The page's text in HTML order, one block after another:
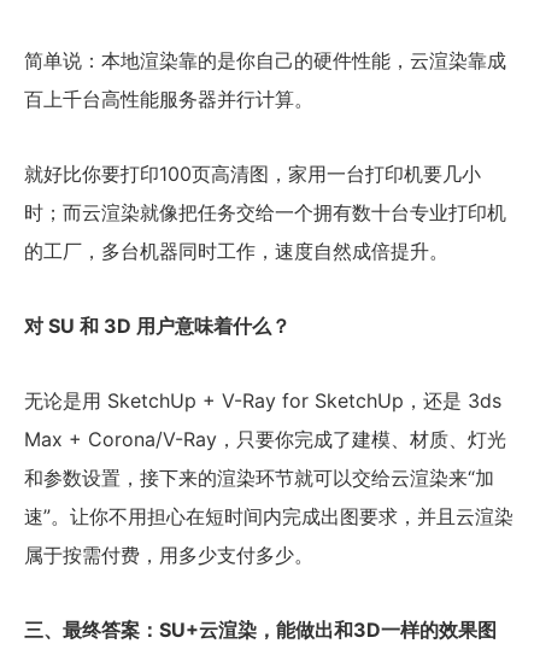
简单说：本地渲染靠的是你自己的硬件性能，云渲染靠成
百上千台高性能服务器并行计算。
就好比你要打印100页高清图，家用一台打印机要几小
时；而云渲染就像把任务交给一个拥有数十台专业打印机
的工厂，多台机器同时工作，速度自然成倍提升。
对 SU 和 3D 用户意味着什么？
无论是用 SketchUp + V-Ray for SketchUp，还是 3ds
Max + Corona/V-Ray，只要你完成了建模、材质、灯光
和参数设置，接下来的渲染环节就可以交给云渲染来“加
速”。让你不用担心在短时间内完成出图要求，并且云渲染
属于按需付费，用多少支付多少。
三、最终答案：SU+云渲染，能做出和3D一样的效果图